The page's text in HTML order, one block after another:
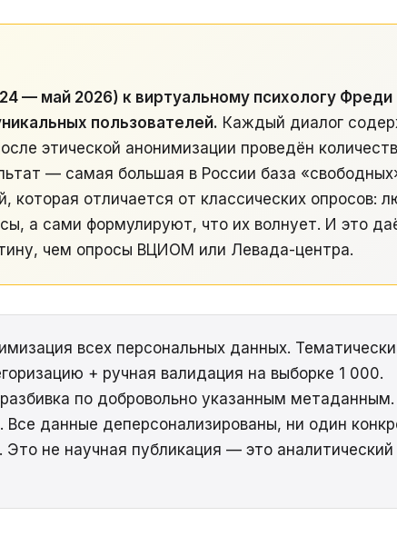
— май 2026) к виртуальному психологу Фреди
пользователей. Каждый диалог
этической анонимизации проведён
— самая большая в России база
которая отличается от классических опросов:
а сами формулируют, что их волнует. И это
чем опросы ВЦИОМ или Левада-центра.
всех персональных данных.
+ ручная валидация на выборке 1 000.
разбивка по добровольно указанным
данные деперсонализированы, ни один
Это не научная публикация — это аналитический